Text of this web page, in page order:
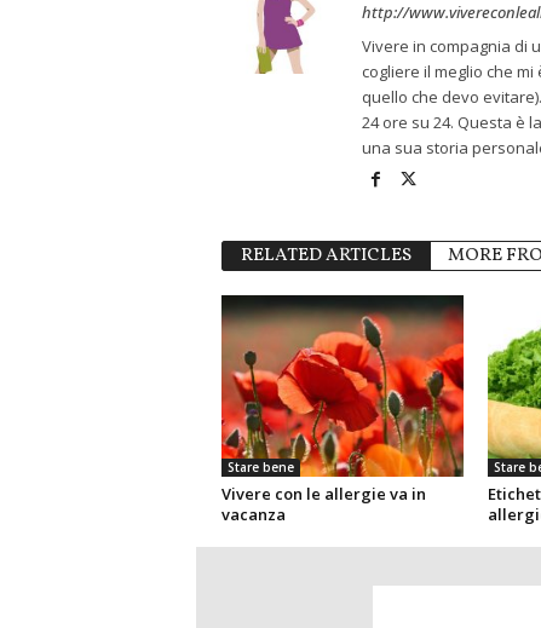
http://
Vivere in compagnia di
cogliere il meglio che
quello che devo
24 ore su 24. Questa è
una sua storia
RELATED ARTICLES MORE
Stare bene
Vivere con le allergie va in
vacanza
Stare